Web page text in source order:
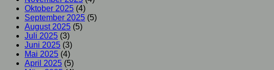
Oktober 2025 (4)
September 2025 (5)
August 2025 (5)
Juli 2025 (3)
Juni 2025 (3)
Mai 2025 (4)
April 2025 (5)